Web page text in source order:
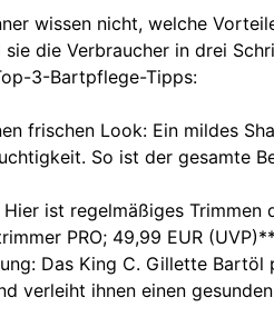
wissen nicht, welche
die Verbraucher in drei
3-Bartpflege-Tipps:
frischen Look: Ein mildes
So ist der gesamte
ist regelmäßiges
PRO; 49,99 EUR (UVP)**
Das King C. Gillette
verleiht ihnen einen